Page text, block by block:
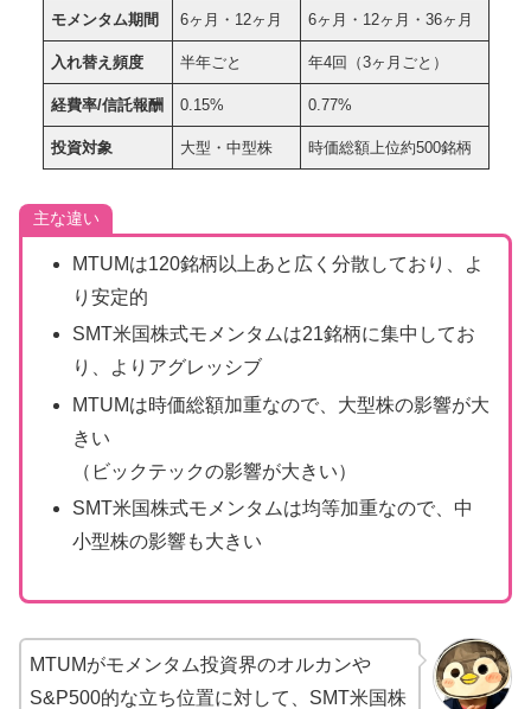
モメンタム期間 6ヶ月・12ヶ月 6ヶ月・12ヶ月・36ヶ月
入れ替え頻度 半年ごと 年4回（3ヶ月ごと）
経費率/信託報酬 0.15% 0.77%
投資対象 大型・中型株 時価総額上位約500銘柄
主な違い
MTUMは120銘柄以上あと広く分散しており、よ
り安定的
SMT米国株式モメンタムは21銘柄に集中してお
り、よりアグレッシブ
MTUMは時価総額加重なので、大型株の影響が大
きい
（ビックテックの影響が大きい）
SMT米国株式モメンタムは均等加重なので、中
小型株の影響も大きい
MTUMがモメンタム投資界のオルカンや
S&P500的な立ち位置に対して、SMT米国株